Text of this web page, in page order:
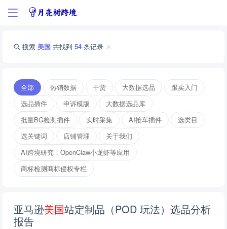
搜索 美国 共找到 54 条记录
全部 热销数据 干货 大数据选品
跟卖入门
选品插件
申诉模版
大数据选品库
批量BG检测插件
实时采集 AI抢车插件
选类目
选关键词
店铺管理
关于我们
AI跨境研究：OpenClaw小龙虾等应用
商标检测商标侵权专栏
亚马逊美国站定制品（POD 玩法）选品分析
报告